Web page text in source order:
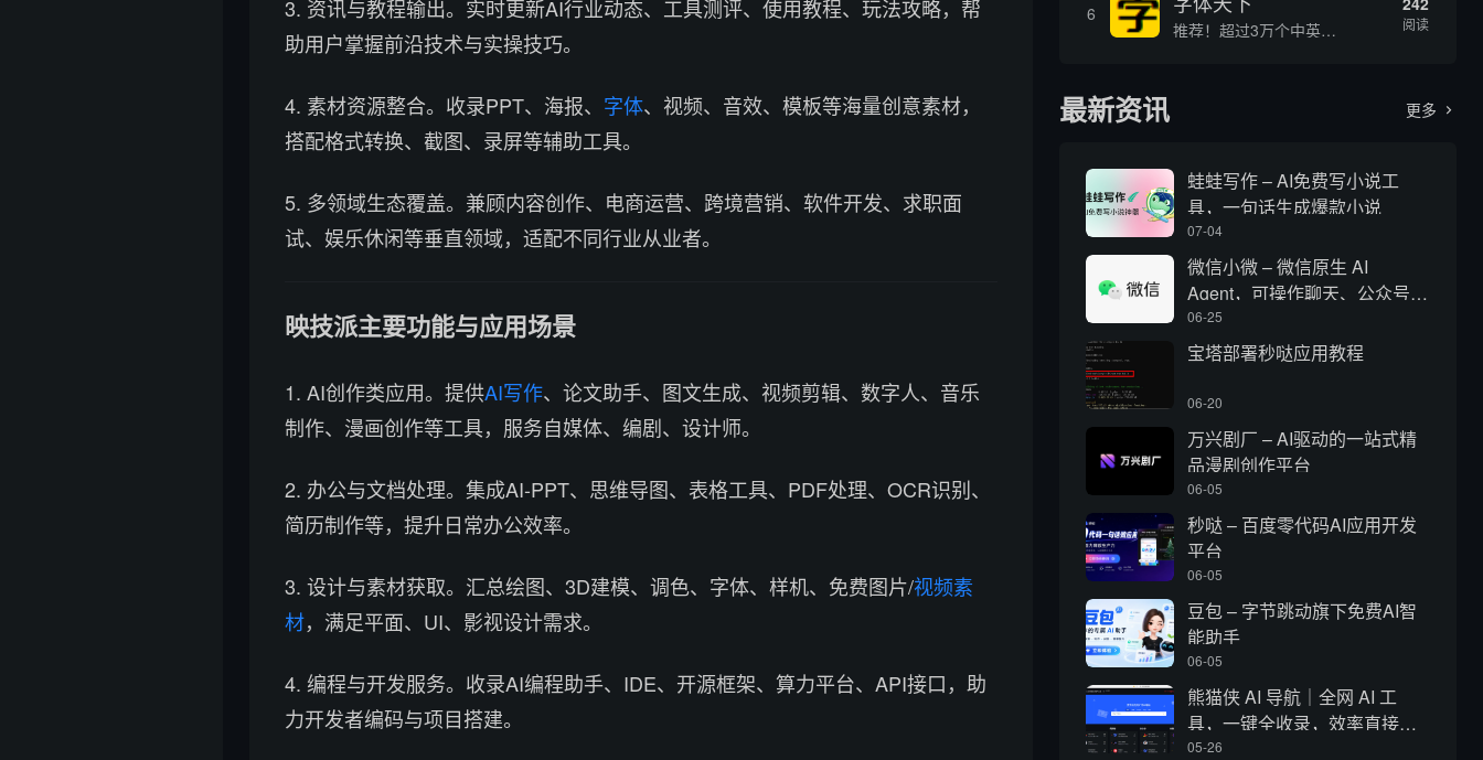
3. 资讯与教程输出。实时更新AI行业动态、工具测评、使用教程、玩法攻略，帮
助用户掌握前沿技术与实操技巧。
4. 素材资源整合。收录PPT、海报、 字体、视频、音效、模板等海量创意素材，
搭配格式转换、截图、录屏等辅助工具。
5. 多领域生态覆盖。兼顾内容创作、电商运营、跨境营销、软件开发、求职面
试、娱乐休闲等垂直领域，适配不同行业从业者。
映技派主要功能与应用场景
1. AI创作类应用。提供AI写作、论文助手、图文生成、视频剪辑、数字人、音乐
制作、漫画创作等工具，服务自媒体、编剧、设计师。
2. 办公与文档处理。集成AI-PPT、思维导图、表格工具、PDF处理、OCR识别、
简历制作等，提升日常办公效率。
3. 设计与素材获取。汇总绘图、3D建模、调色、字体、样机、免费图片/视频素
材，满足平面、UI、影视设计需求。
4. 编程与开发服务。收录AI编程助手、IDE、开源框架、算力平台、API接口，助
力开发者编码与项目搭建。
6
推荐！超过3万个中英文字体免费下载 阅读
最新资讯 更多 
蛙蛙写作 – AI免费写小说工
具，一句话生成爆款小说
07-04
微信小微 – 微信原生 AI
Agent，可操作聊天、公众号、
视频号和小程序
06-25
宝塔部署秒哒应用教程
06-20
万兴剧厂 – AI驱动的一站式精
品漫剧创作平台
06-05
秒哒 – 百度零代码AI应用开发
平台
06-05
豆包 – 字节跳动旗下免费AI智
能助手
06-05
熊猫侠 AI 导航｜全网 AI 工
具，一键全收录，效率直接拉
满
05-26